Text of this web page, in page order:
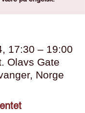
17:30 – 19:00
Olavs Gate
Norge